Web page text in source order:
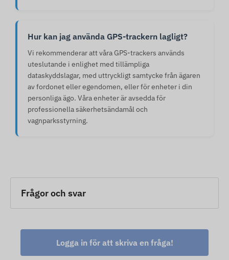
Hur kan jag använda GPS-trackern lagligt?
Vi rekommenderar att våra GPS-trackers används
uteslutande i enlighet med tillämpliga
dataskyddslagar, med uttryckligt samtycke från ägaren
av fordonet eller egendomen, eller för enheter i din
personliga ägo. Våra enheter är avsedda för
professionella säkerhetsändamål och
vagnparksstyrning.
Frågor och svar
Logga in för att skriva en fråga!